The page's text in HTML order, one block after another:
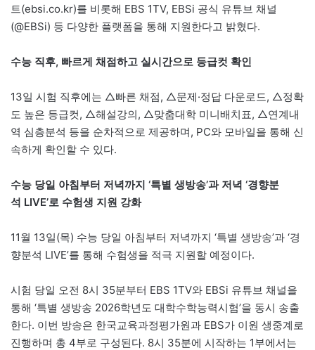
트(ebsi.co.kr)를 비롯해 EBS 1TV, EBSi 공식 유튜브 채널
(@EBSi) 등 다양한 플랫폼을 통해 지원한다고 밝혔다.
수능 직후, 빠르게 채점하고 실시간으로 등급컷 확인
13일 시험 직후에는 △빠른 채점, △문제·정답 다운로드, △정확
도 높은 등급컷, △해설강의, △맞춤대학 미니배치표, △연계내
역 심층분석 등을 순차적으로 제공하며, PC와 모바일을 통해 신
속하게 확인할 수 있다.
수능 당일 아침부터 저녁까지 ‘특별 생방송’과 저녁 ‘경향분
석 LIVE’로 수험생 지원 강화
11월 13일(목) 수능 당일 아침부터 저녁까지 ‘특별 생방송’과 ‘경
향분석 LIVE’를 통해 수험생을 적극 지원할 예정이다.
시험 당일 오전 8시 35분부터 EBS 1TV와 EBSi 유튜브 채널을
통해 ‘특별 생방송 2026학년도 대학수학능력시험’을 동시 송출
한다. 이번 방송은 한국교육과정평가원과 EBS가 이원 생중계로
진행하며 총 4부로 구성된다. 8시 35분에 시작하는 1부에서는